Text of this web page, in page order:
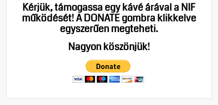
Kérjük, támogassa egy kávé árával a NIF
működését!A DONATE gombra klikkelve
egyszerűen megteheti.
Nagyon köszönjük!